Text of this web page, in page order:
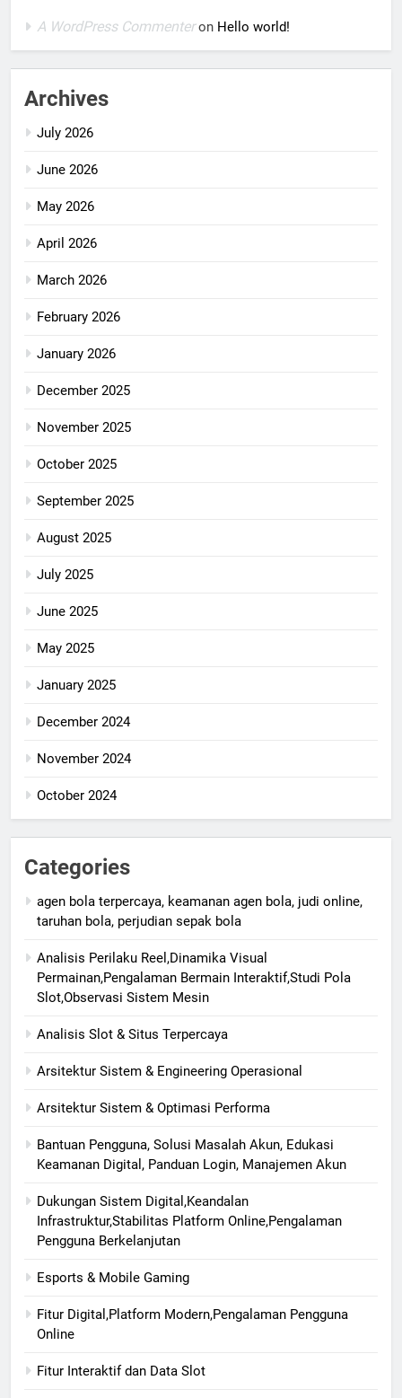
A WordPress Commenteron Hello world!
Archives
July 2026
June 2026
May 2026
April 2026
March 2026
February 2026
January 2026
December 2025
November 2025
October 2025
September 2025
August 2025
July 2025
June 2025
May 2025
January 2025
December 2024
November 2024
October 2024
Categories
agen bola terpercaya, keamanan agen bola, judi online,
taruhan bola, perjudian sepak bola
Analisis Perilaku Reel,Dinamika Visual
Permainan,Pengalaman Bermain Interaktif,Studi Pola
Slot,Observasi Sistem Mesin
Analisis Slot & Situs Terpercaya
Arsitektur Sistem & Engineering Operasional
Arsitektur Sistem & Optimasi Performa
Bantuan Pengguna, Solusi Masalah Akun, Edukasi
Keamanan Digital, Panduan Login, Manajemen Akun
Dukungan Sistem Digital,Keandalan
Infrastruktur,Stabilitas Platform Online,Pengalaman
Pengguna Berkelanjutan
Esports & Mobile Gaming
Fitur Digital,Platform Modern,Pengalaman Pengguna
Online
Fitur Interaktif dan Data Slot